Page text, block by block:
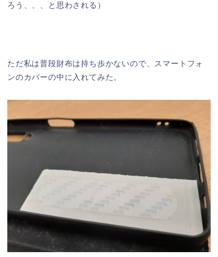
ろう、、、と思わされる）
ただ私は普段財布は持ち歩かないので、スマートフォ
ンのカバーの中に入れてみた。